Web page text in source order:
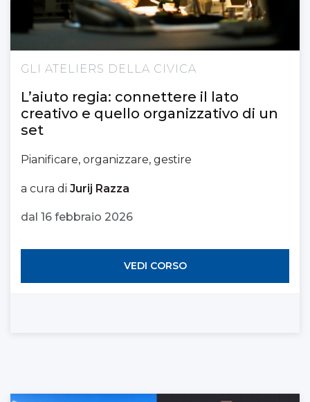
GLI ATELIERS DELLA CIVICA
L’aiuto regia: connettere il lato
creativo e quello organizzativo di un
set
Pianificare, organizzare, gestire
a cura di Jurij Razza
dal 16 febbraio 2026
VEDI CORSO